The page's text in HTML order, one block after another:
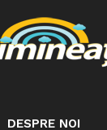
DESPRE NOI